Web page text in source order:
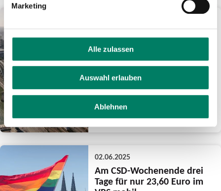
Marketing
Alle zulassen
Auswahl erlauben
Ablehnen
Bombenentschärfung in
Köln-Deutz am Mittwoch,
04.06.2025
Notwendige
Evakuierungsmaßnahmen
Einschränkungen im Bus und
Bahnverkehr
02.06.2025
Am CSD-Wochenende drei
Tage für nur 23,60 Euro im